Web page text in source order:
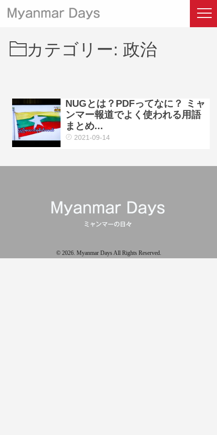
カテゴリー: 政治
NUGとは？PDFってなに？ ミャ
ンマー報道でよく使われる用語
まとめ...
2021-09-14
© 2026. Myanmar Days All Rights Reserved.